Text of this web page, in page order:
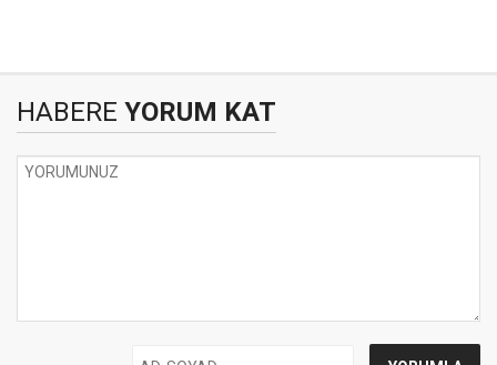
HABERE YORUM KAT